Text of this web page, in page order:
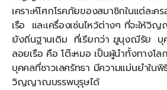
เคราะห์โศกโรคภัยของสมาชิกในแต่ละ
เรือ และเครื่องเซ่นไหว้ต่างๆ ที่จะให้
ยังถิ่นฐานเดิม ที่เรียกว่า ฆูนุงฌีรัย
ลอยเรือ คือ โต๊ะหมอ เป็นผู้นำทั้งทางโล
บุคคลที่ชาวเลศรัทธา มีความแม่นยำใน
วิญญาณบรรพบุรุษได้